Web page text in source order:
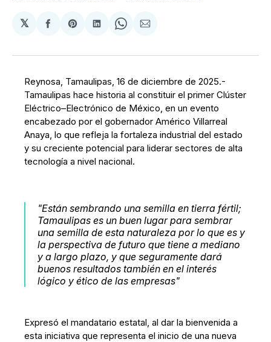
𝕏
Compartir
Facebook
Share
Pinterest
Compartir
LinkedIn
Share
WhatsApp
Compartir
Email
Reynosa, Tamaulipas, 16 de diciembre de 2025.-
Tamaulipas hace historia al constituir el primer Clúster
Eléctrico–Electrónico de México, en un evento
encabezado por el gobernador Américo Villarreal
Anaya, lo que refleja la fortaleza industrial del estado
y su creciente potencial para liderar sectores de alta
tecnología a nivel nacional.
"Están sembrando una semilla en tierra fértil;
Tamaulipas es un buen lugar para sembrar
una semilla de esta naturaleza por lo que es y
la perspectiva de futuro que tiene a mediano
y a largo plazo, y que seguramente dará
buenos resultados también en el interés
lógico y ético de las empresas"
Expresó el mandatario estatal, al dar la bienvenida a
esta iniciativa que representa el inicio de una nueva